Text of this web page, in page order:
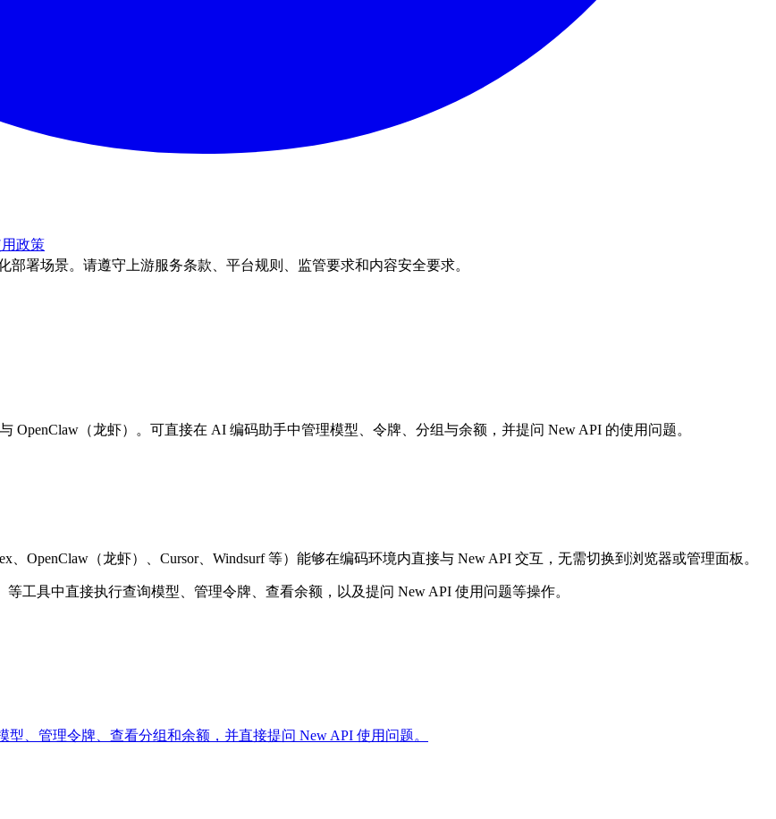
政策
署场景。请遵守上游服务条款、平台规则、监管要求和内容安全要求。
OpenClaw（龙虾）。可直接在 AI 编码助手中管理模型、令牌、分组与余额，并提问 New API 的使用问题。
、OpenClaw（龙虾）、Cursor、Windsurf 等）能够在编码环境内直接与 New API 交互，无需切换到浏览器或管理面板。
等工具中直接执行查询模型、管理令牌、查看余额，以及提问 New API 使用问题等操作。
、管理令牌、查看分组和余额，并直接提问 New API 使用问题。